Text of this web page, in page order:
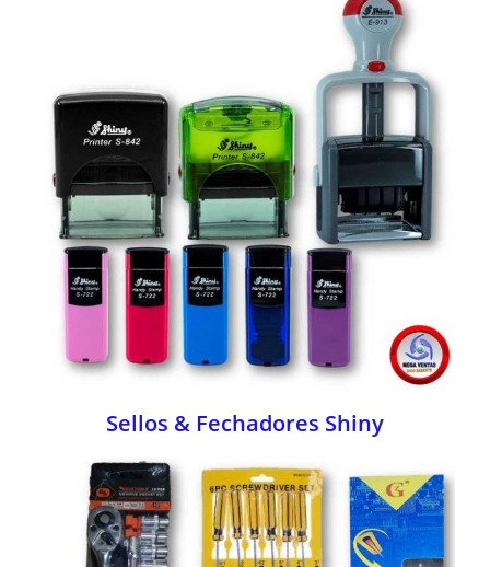
Sellos & Fechadores Shiny